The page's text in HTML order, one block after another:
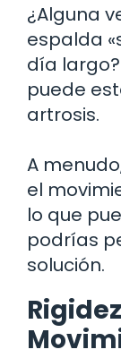
¿Alguna
espalda
día
puede
artrosis.
A
el
lo que
podrías
solución.